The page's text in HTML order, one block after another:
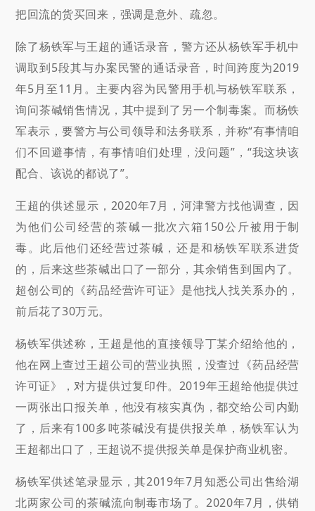
把回流的货买回来，强调是意外、疏忽。
除了杨铁军与王超的通话录音，警方还从杨铁军手机中
调取到5段其与办案民警的通话录音，时间跨度为2019
年5月至11月。主要内容为民警用手机与杨铁军联系，
询问茶碱销售情况，其中提到了另一个制毒案。而杨铁
军表示，要警方与公司领导和法务联系，并称“有事情咱
们不回避事情，有事情咱们处理，没问题”，“我这块该
配合、该说的都说了”。
王超的供述显示，2020年7月，河津警方找他调查，因
为他们公司经营的茶碱一批次六箱150公斤被用于制
毒。此后他们还经营过茶碱，还是和杨铁军联系进货
的，后来这些茶碱出口了一部分，其余销售到国内了。
超创公司的《药品经营许可证》是他找人找关系办的，
前后花了30万元。
杨铁军供述称，王超是他的直接领导丁某介绍给他的，
他在网上查过王超公司的营业执照，没查过《药品经营
许可证》，对方提供过复印件。2019年王超给他提供过
一两张出口报关单，他没有核实真伪，都交给公司内勤
了，后来有100多吨茶碱没有提供报关单，杨铁军认为
王超都出口了，王超说不提供报关单是保护商业机密。
杨铁军供述笔录显示，其2019年7月知悉公司出售给湖
北两家公司的茶碱流向制毒市场了。2020年7月，供销